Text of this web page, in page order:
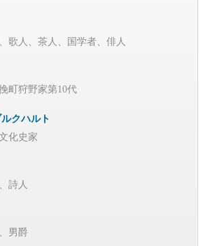
歌人、茶人、国学者、俳人
町狩野家第10代
クハルト
化史家
詩人
男爵